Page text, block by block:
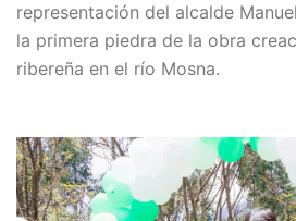
representación del alcalde
la primera piedra de la obra
ribereña en el río Mosna.